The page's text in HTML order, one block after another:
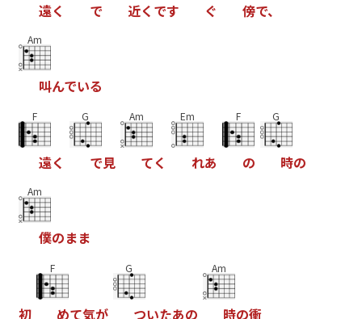
遠く で 近く です ぐ 傍で、
Am
叫んでいる
F
遠く
G
で見
Am
てく
Em
れあ
F
の
G
時の
Am
僕のまま
初
F
めて気が
G
ついたあの
Am
時の衝